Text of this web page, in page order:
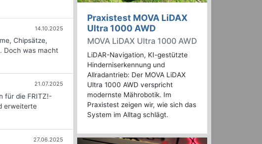
14.10.2025
Chipsätze,
Doch was macht
21.07.2025
für die FRITZ!-
erweiterte
27.06.2025
Praxistest MOVA LiDAX
Ultra 1000 AWD
MOVA LiDAX Ultra 1000 AWD
LiDAR-Navigation, KI-gestützte
Hinderniserkennung und
Allradantrieb: Der MOVA LiDAX
Ultra 1000 AWD verspricht
modernste Mährobotik. Im
Praxistest zeigen wir, wie sich das
System im Alltag schlägt.